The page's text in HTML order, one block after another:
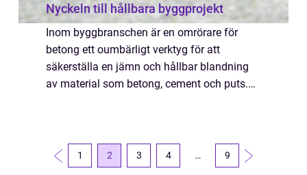
Nyckeln till hållbara byggprojekt
Inom byggbranschen är en omrörare för
betong ett oumbärligt verktyg för att
säkerställa en jämn och hållbar blandning
av material som betong, cement och puts.
1 2 3 4 … 9